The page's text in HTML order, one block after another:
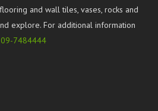
and wall tiles, vases, rocks and
explore. For additional information
09-7484444